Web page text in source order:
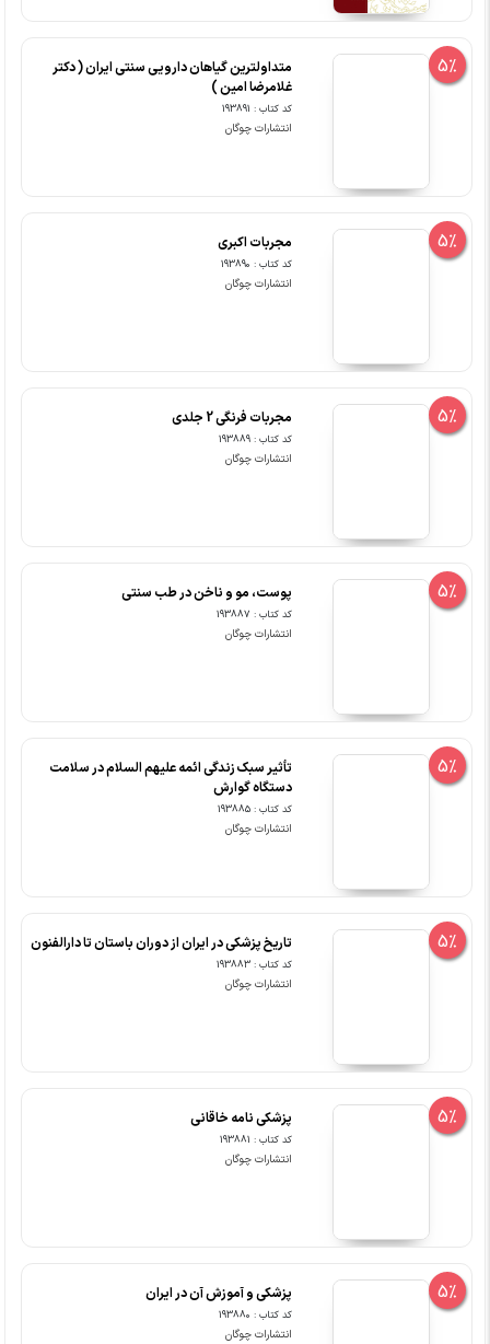
5%
متداولترین گیاهان دارویی سنتی ایران ( دکتر
غلامرضا امین )
کد کتاب : 193891
انتشارات چوگان
5% مجربات اکبری
کد کتاب : 193890
انتشارات چوگان
5% مجربات فرنگی 2 جلدی
کد کتاب : 193889
انتشارات چوگان
5% پوست، مو و ناخن در طب سنتی
کد کتاب : 193887
انتشارات چوگان
5%
تأثیر سبک زندگی ائمه علیهم السلام در سلامت
دستگاه گوارش
کد کتاب : 193885
انتشارات چوگان
5% تاریخ پزشکی در ایران از دوران باستان تا دارالفنون
کد کتاب : 193883
انتشارات چوگان
5% پزشکی نامه خاقانی
کد کتاب : 193881
انتشارات چوگان
5% پزشکی و آموزش آن در ایران
کد کتاب : 193880
انتشارات چوگان